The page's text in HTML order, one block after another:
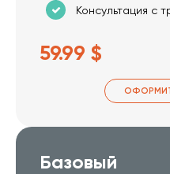
Консультация с
59.99 $
Базовый